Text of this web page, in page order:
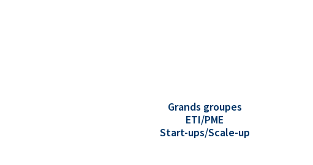
Grands groupes
ETI/PME
Start-ups/Scale-up